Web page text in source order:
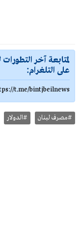
لمتابعة آخر
على التلغرام:
t.me/bintjbeilnews
#مصرف لبنان #الدولار